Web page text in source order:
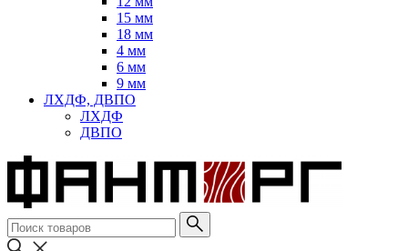
15 мм
18 мм
4 мм
6 мм
9 мм
ЛХДФ, ДВПО
ЛХДФ
ДВПО